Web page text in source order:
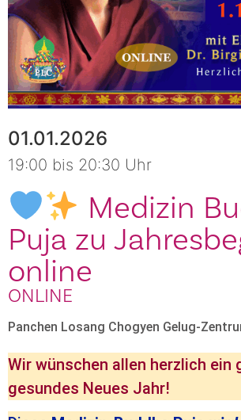
01.01.2026
19:00 bis 20:30 Uhr
Medizin
Puja zu
online
ONLINE
Panchen Losang Chogyen Gelug-
Wir wünschen allen herzlich ein
gesundes Neues Jahr!